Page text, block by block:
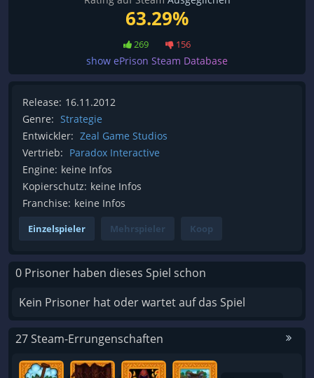
63.29%
269 156
show ePrison Steam Database
Release: 16.11.2012
Genre: Strategie
Entwickler: Zeal Game Studios
Vertrieb: Paradox Interactive
Engine: keine Infos
Kopierschutz: keine Infos
Franchise: keine Infos
Einzelspieler Mehrspieler Koop
0 Prisoner haben dieses Spiel schon
Kein Prisoner hat oder wartet auf das Spiel
27 Steam-Errungenschaften